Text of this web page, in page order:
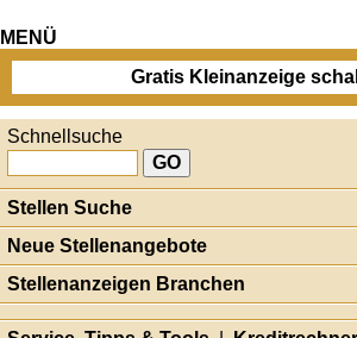
MENÜ
Gratis Kleinanzeige
Schnellsuche
Stellen Suche
Neue Stellenangebote
Stellenanzeigen Branchen